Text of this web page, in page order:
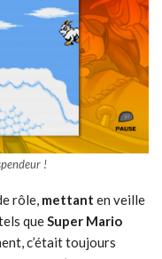
!
rôle, mettant en veille
queSuper Mario
c’était toujours